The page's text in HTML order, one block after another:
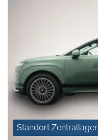
Standort Zentrallager